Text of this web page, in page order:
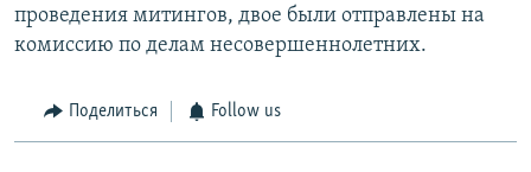
проведения митингов, двое были отправлены на
комиссию по делам несовершеннолетних.
Поделиться Follow us